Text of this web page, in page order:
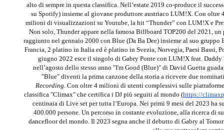
alto di sempre in questa classifica. Nell’estate 2019 co-produce il
su Spotify) insieme al giovane produttore austriaco LUM!X. Con
milioni di visualizzazioni su Youtube, la hit “Thunder” con LUM!X e
Non solo, Thunder appare nella famosa Billboard TOP200 del 2021,
raggiunto nel gennaio 2000 con Blue (Da Ba Dee) insieme al suo
Francia, 2 platino in Italia ed è platino in Svezia, Norvegia, Paesi Bassi,
giugno 2022 esce il singolo di Gabry Ponte con LUM!X feat. Daddy
nell’agosto dello stesso anno "I'm Good (Blue)" di David Guetta
"Blue" diventi la prima canzone della storia a ricevere due
Recording.Con oltre 4 milioni di utenti complessivi sulle
classifica "Climax" che certifica i DJ più seguiti al mondo (https://
centinaia di Live set per tutta l‘Europa. Nei primi 9 mesi del 2023 ha
400.000 persone. Un percorso in costante evoluzione, alla ricerca di
dancefloor del mondo. Il 2023 segna anche il debutto di Gabry al